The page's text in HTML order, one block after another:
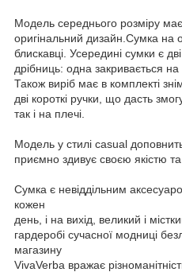
Модель середнього розміру
оригінальний дизайн.Сумка на
блискавці. Усередині сумки є
дрібниць: одна закривається на
Також виріб має в комплекті
дві короткі ручки, що дасть
так і на плечі.
Модель у стилі casual
приємно здивує своєю якістю та
Сумка є невіддільним
кожен
день, і на вихід, великий і
гардеробі сучасної модниці
магазину
VivaVerba вражає